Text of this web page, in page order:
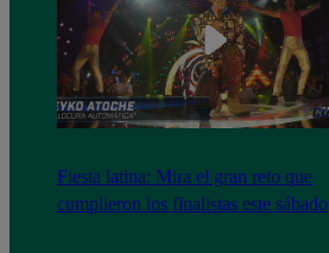
Fiesta latina: Mira el gran reto que
cumplieron los finalistas este sábado